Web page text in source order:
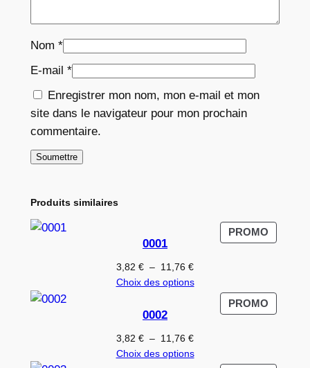
Nom *
E-mail *
Enregistrer mon nom, mon e-mail et mon
site dans le navigateur pour mon prochain
commentaire.
Produits similaires
PROMO
EN
0001
3,82 € – 11,76 €Plage
de
3,82 €
11,76 €
Choix des options
PROMO
EN
0002
3,82 € – 11,76 €Plage
de
Choix des options